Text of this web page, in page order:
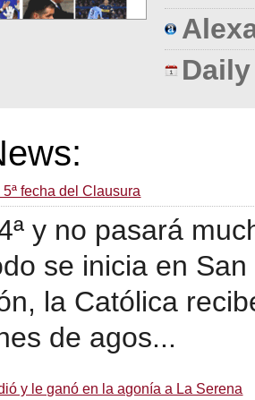
fecha del Clausura
y no pasará
se inicia en
la Católica
de agos...
y le ganó en la agonía a La Serena